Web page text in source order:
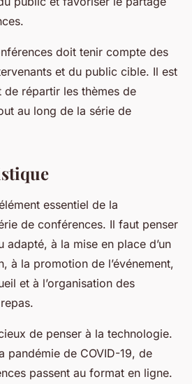
doit tenir compte des
et du public cible. Il est
répartir les thèmes de
au long de la série de
essentiel de la
de conférences. Il faut penser
adapté, à la mise en place d’un
à la promotion de l’événement,
et à l’organisation des
de penser à la technologie.
pandémie de COVID-19, de
passent au format en ligne.